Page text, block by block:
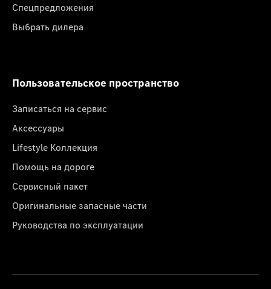
Спецпредложения
Выбрать дилера
Пользовательское пространство
Записаться на сервис
Аксессуары
Lifestyle Коллекция
Помощь на дороге
Сервисный пакет
Оригинальные запасные части
Руководства по эксплуатации